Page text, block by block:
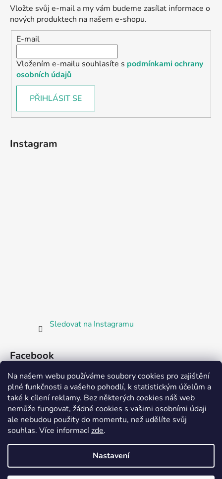
Na našem webu používáme soubory cookies pro zajištění
plné funkčnosti a vašeho pohodlí, k statistickým účelům a
také k cílení reklamy. Bez některých cookies náš web
nemůže fungovat, žádné cookies s vašimi osobními údaji
ale nebudou použity do momentu, než udělíte svůj
souhlas. Více informacízde.
Nastavení
Vložte svůj e-mail a my vám budeme zasílat informace o
nových produktech na našem e-shopu.
E-mail
Vložením e-mailu souhlasíte s podmínkami ochrany
osobních údajů
PŘIHLÁSIT SE
Instagram
Sledovat na Instagramu
Facebook
Partnerská prodejna Barefoot Plzeň